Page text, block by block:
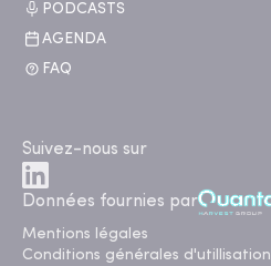
PODCASTS
AGENDA
FAQ
Suivez-nous sur
Données fournies par
Mentions légales
Conditions générales d'utillisation